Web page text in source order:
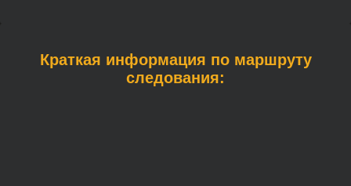
Краткая информация по маршруту
следования: